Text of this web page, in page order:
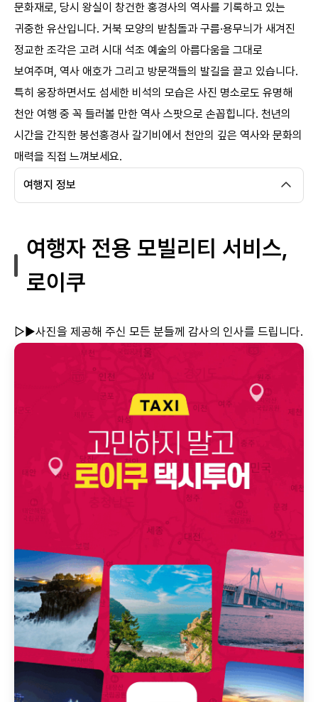
문화재로, 당시 왕실이 창건한 홍경사의 역사를 기록하고 있는
귀중한 유산입니다. 거북 모양의 받침돌과 구름·용무늬가 새겨진
정교한 조각은 고려 시대 석조 예술의 아름다움을 그대로
보여주며, 역사 애호가 그리고 방문객들의 발길을 끌고 있습니다.
특히 웅장하면서도 섬세한 비석의 모습은 사진 명소로도 유명해
천안 여행 중 꼭 들러볼 만한 역사 스팟으로 손꼽힙니다. 천년의
시간을 간직한 봉선홍경사 갈기비에서 천안의 깊은 역사와 문화의
매력을 직접 느껴보세요.
여행지 정보
여행자 전용 모빌리티 서비스,
로이쿠
▷▶사진을 제공해 주신 모든 분들께 감사의 인사를 드립니다.